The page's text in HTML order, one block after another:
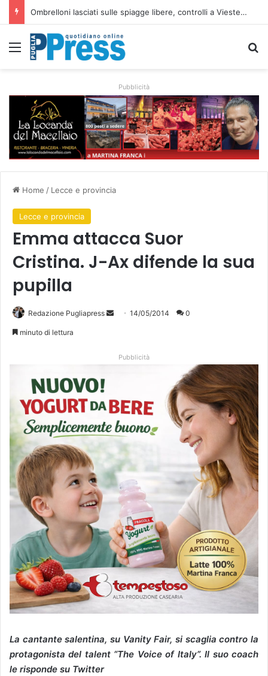
Taranto, operaio ferito nell’area Afo2 dell’ex Ilva: ricoverato in codice rosso
Menu
Pubblicità
Home / Lecce e provincia
Lecce e provincia
Emma attacca Suor
Cristina. J-Ax difende la sua
pupilla
Redazione Pugliapress
n
'
e
l
14/05/2014 0
minuto di lettura
Pubblicità
La cantante salentina, su Vanity Fair, si scaglia contro la
protagonista del talent “The Voice of Italy”. Il suo coach
le risponde su Twitter